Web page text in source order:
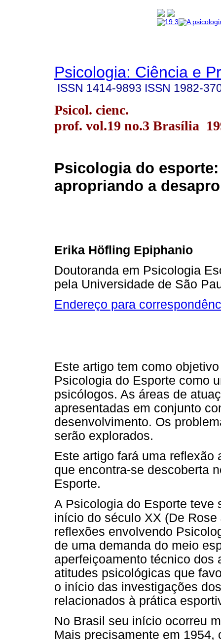
Psicologia: Ciência e
ISSN 1414-9893 ISSN 1982-
Psicol. cienc.
prof. vol.19 no.3 Brasília
Psicologia do esporte:
apropriando a
Erika Höfling Epiphanio
Doutoranda em Psicologia
pela Universidade de São
Endereço para
Este artigo tem como
Psicologia do Esporte como
psicólogos. As áreas de
apresentadas em conjunto
desenvolvimento. Os
serão explorados.
Este artigo fará uma
que encontra-se descoberta
Esporte.
A Psicologia do Esporte teve
início do século XX (De
reflexões envolvendo
de uma demanda do meio
aperfeiçoamento técnico dos
atitudes psicológicas que
o início das investigações
relacionados à prática
No Brasil seu início ocorreu
Mais precisamente em